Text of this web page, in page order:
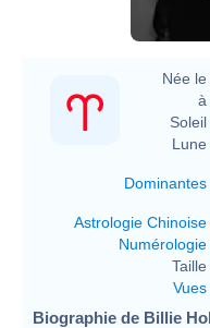
Née le
à
Soleil
Lune
Dominantes
Astrologie Chinoise
Numérologie
Taille
Vues
Biographie de Billie